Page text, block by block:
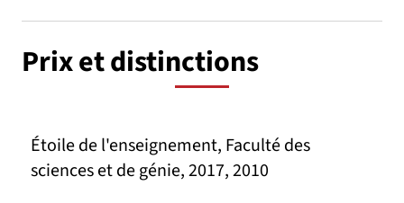
Prix et distinctions
Étoile de l'enseignement, Faculté des
sciences et de génie, 2017, 2010